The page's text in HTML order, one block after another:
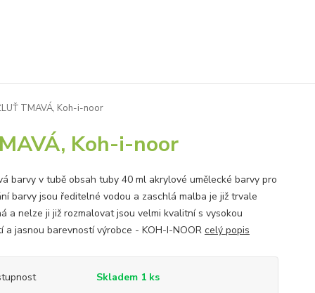
TMAVÁ, Koh-i-noor
Koh-i-noor
barvy v tubě obsah tuby 40 ml akrylové umělecké barvy pro
barvy jsou ředitelné vodou a zaschlá malba je již trvale
a nelze ji již rozmalovat jsou velmi kvalitní s vysokou
a jasnou barevností výrobce - KOH-I-NOOR celý popis
Skladem 1 ks